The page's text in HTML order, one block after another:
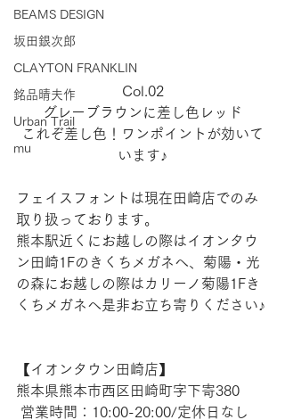
BEAMS DESIGN
坂田銀次郎
CLAYTON FRANKLIN
銘品晴夫作
Urban Trail
mu
Col.02
グレーブラウンに差し色レッド
これぞ差し色！ワンポイントが効いて
います♪
フェイスフォントは現在田崎店でのみ
取り扱っております。
熊本駅近くにお越しの際はイオンタウ
ン田崎1Fのきくちメガネへ、菊陽・光
の森にお越しの際はカリーノ菊陽1Fき
くちメガネへ是非お立ち寄りください♪
【​イオンタウン田崎店】
熊本県熊本市西区田崎町字下寄380
営業時間：10:00-20:00/定休日なし